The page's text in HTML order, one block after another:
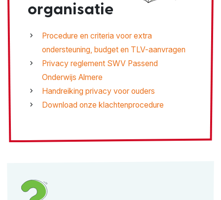
organisatie
Procedure en criteria voor extra
ondersteuning, budget en TLV-aanvragen
Privacy reglement SWV Passend
Onderwijs Almere
Handreiking privacy voor ouders
Download onze klachtenprocedure